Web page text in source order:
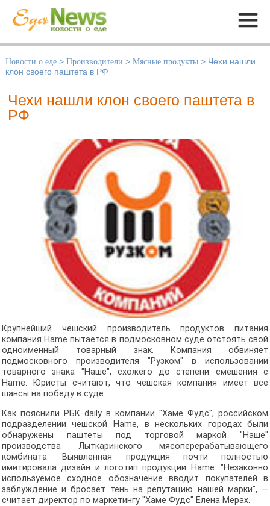
Меню
Новости о еде > Производители > Мясные продукты > Чехи нашли
клон своего паштета в РФ
Чехи нашли клон своего паштета в
РФ
Крупнейший чешский производитель продуктов питания
компания Hame пытается в подмосковном суде отстоять свой
одноименный товарный знак. Компания обвиняет
подмосковного производителя "Рузком" в использовании
товарного знака "Наше", схожего до степени смешения с
Hame. Юристы считают, что чешская компания имеет все
шансы на победу в суде.
Как пояснили РБК daily в компании "Хаме Фудс", российском
подразделении чешской Hame, в нескольких городах были
обнаружены паштеты под торговой маркой "Наше"
производства Лыткаринского мясоперерабатывающего
комбината. Выявленная продукция почти полностью
имитировала дизайн и логотип продукции Hame. "Незаконно
используемое сходное обозначение вводит покупателей в
заблуждение и бросает тень на репутацию нашей марки", —
считает директор по маркетингу "Хаме Фудс" Елена Мерах.